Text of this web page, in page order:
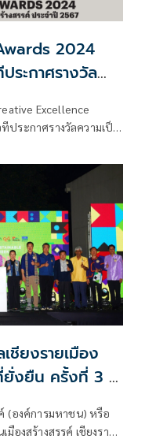
2024
ระกาศรางวัล
ร้างสรรค์ ประจำ
Excellence
ทีประกาศรางวัลความเป็น
มหาชน) หรือ CEA
ชียงรายเมือง
งยืน ครั้งที่ 3 ชู
(องค์การมหาชน) หรือ
องสร้างสรรค์ เชียงราย